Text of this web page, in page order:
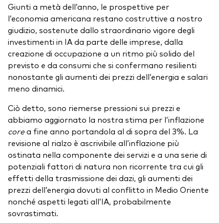
Giunti a metà dell’anno, le prospettive per
l’economia americana restano costruttive a nostro
giudizio, sostenute dallo straordinario vigore degli
investimenti in IA da parte delle imprese, dalla
creazione di occupazione a un ritmo più solido del
previsto e da consumi che si confermano resilienti
nonostante gli aumenti dei prezzi dell’energia e salari
meno dinamici.
Ciò detto, sono riemerse pressioni sui prezzi e
abbiamo aggiornato la nostra stima per l’inflazione
corea fine anno portandola al di sopra del 3%. La
revisione al rialzo è ascrivibile all’inflazione più
ostinata nella componente dei servizi e a una serie di
potenziali fattori di natura non ricorrente tra cui gli
effetti della trasmissione dei dazi, gli aumenti dei
prezzi dell’energia dovuti al conflitto in Medio Oriente
nonché aspetti legati all’IA, probabilmente
sovrastimati.